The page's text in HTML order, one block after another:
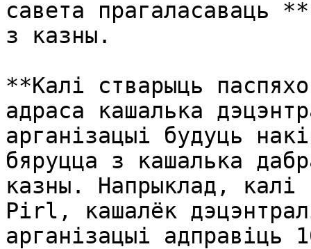
савета прагаласаваць
з казны.
**Калі стварыць
адраса кашалька
арганізацыі будуць
бяруцца з кашалька
казны. Напрыклад, калі
Pirl, кашалёк
арганізацыі